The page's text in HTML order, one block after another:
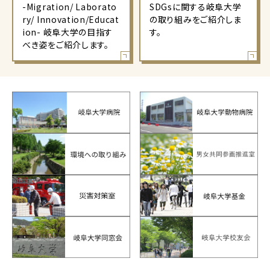
-Migration/ Laborato
ry/ Innovation/Educat
ion- 岐阜大学の目指す
べき姿をご紹介します。
SDGsに関する岐阜大学
の取り組みをご紹介しま
す。